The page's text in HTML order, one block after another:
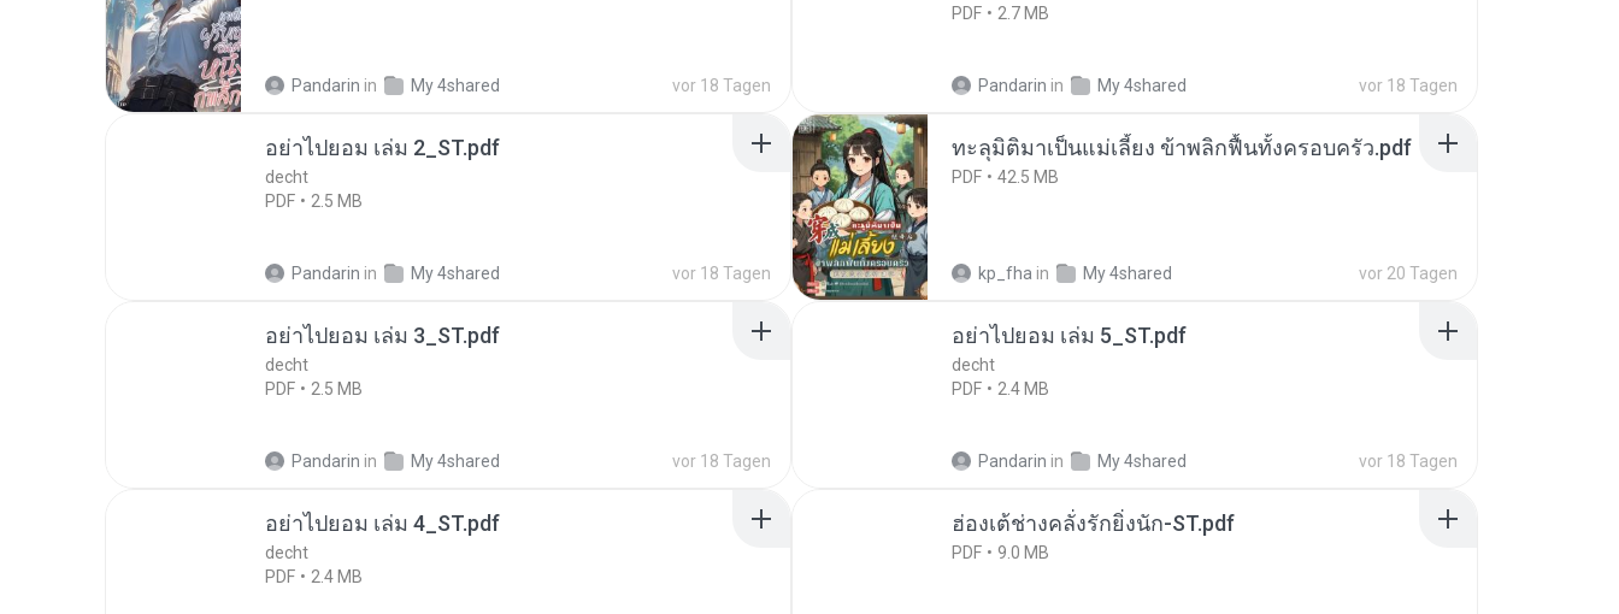
Pandarin in My 4shared vor 18 Tagen
PDF
2.7 MB
Pandarin in My 4shared vor 18 Tagen
อย่าไปยอม เล่ม 2_ST.pdf
decht
PDF
2.5 MB
Pandarin in My 4shared vor 18 Tagen
ทะลุมิติมาเป็นแม่เลี้ยง ข้าพลิกฟื้นทั้งครอบครัว.pdf
PDF 42.5 MB
kp_fha in My 4shared vor 20 Tagen
อย่าไปยอม เล่ม 3_ST.pdf
decht
PDF
2.5 MB
Pandarin in My 4shared vor 18 Tagen
อย่าไปยอม เล่ม 5_ST.pdf
decht
PDF
2.4 MB
Pandarin in My 4shared vor 18 Tagen
อย่าไปยอม เล่ม 4_ST.pdf
decht
PDF
2.4 MB
ฮ่องเต้ช่างคลั่งรักยิ่งนัก-ST.pdf
PDF 9.0 MB